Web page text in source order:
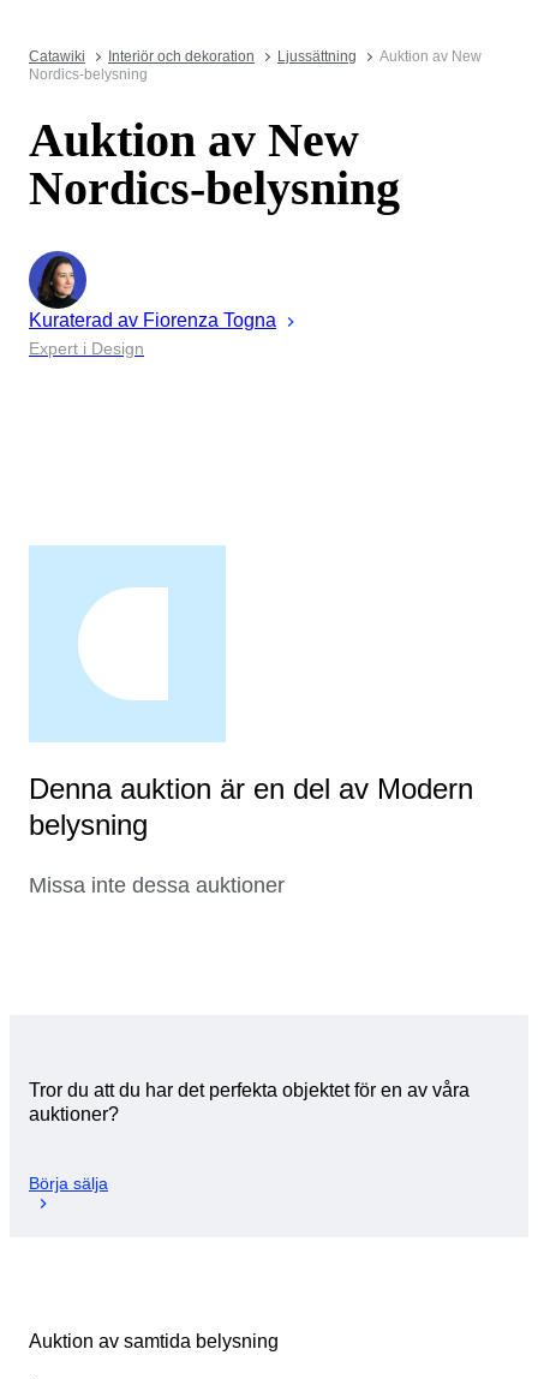
Catawiki Interiör och dekoration Ljussättning
Auktion av New
Nordics-belysning
Auktion av New
Nordics-belysning
Kuraterad av Fiorenza Togna
Expert i Design
Denna auktion är en del av Modern
belysning
Missa inte dessa auktioner
Tror du att du har det perfekta objektet för en av våra
auktioner?
Börja sälja
Auktion av samtida belysning